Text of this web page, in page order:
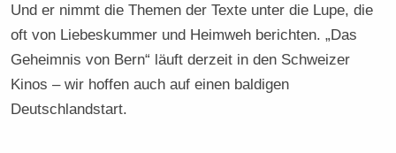
Und er nimmt die Themen der Texte unter die Lupe, die
oft von Liebeskummer und Heimweh berichten. „Das
Geheimnis von Bern“ läuft derzeit in den Schweizer
Kinos – wir hoffen auch auf einen baldigen
Deutschlandstart.